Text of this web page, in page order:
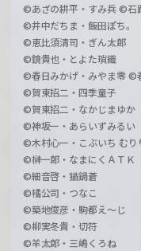
©あざの耕平・すみ兵 ©石
©井中だちま・飯田ぽち。
©恵比須清司・ぎん太郎
©鏡貴也・とよた瑣織
©春日みかげ・みやま零 ©
©賀東招二・四季童子
©賀東招二・なかじまゆか
©神坂一・あらいずみるい
©木村心一・こぶいち むり
©榊一郎・なまにくＡＴＫ
©細音啓・猫鍋蒼
©橘公司・つなこ
©築地俊彦・駒都え～じ
©柳実冬貴・切符
©羊太郎・三嶋くろね